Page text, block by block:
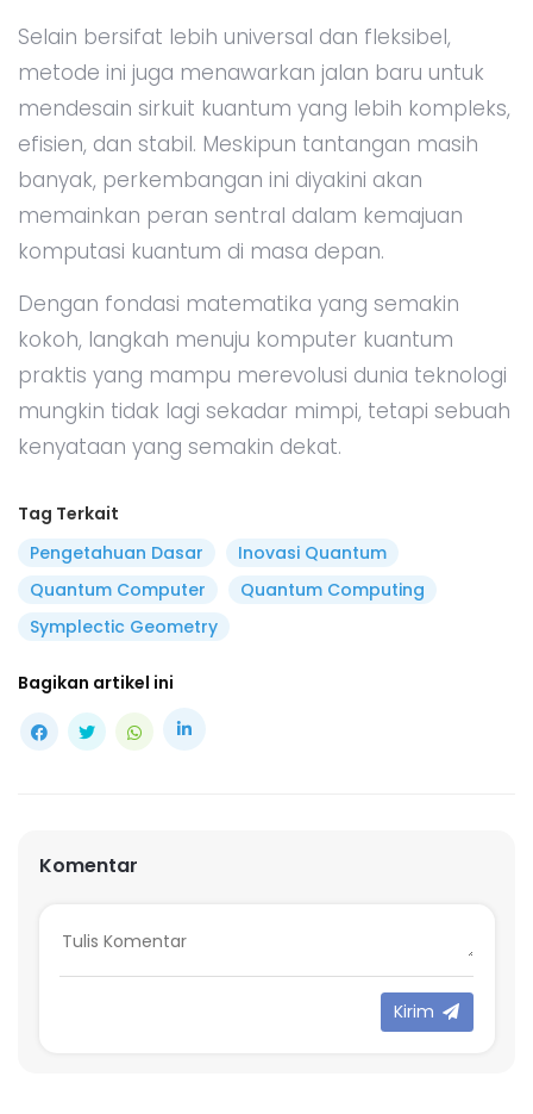
Selain bersifat lebih universal dan fleksibel,
metode ini juga menawarkan jalan baru untuk
mendesain sirkuit kuantum yang lebih kompleks,
efisien, dan stabil. Meskipun tantangan masih
banyak, perkembangan ini diyakini akan
memainkan peran sentral dalam kemajuan
komputasi kuantum di masa depan.
Dengan fondasi matematika yang semakin
kokoh, langkah menuju komputer kuantum
praktis yang mampu merevolusi dunia teknologi
mungkin tidak lagi sekadar mimpi, tetapi sebuah
kenyataan yang semakin dekat.
Tag Terkait
Pengetahuan Dasar
Inovasi Quantum
Quantum Computer
Quantum Computing
Symplectic Geometry
Bagikan artikel ini
Komentar
Kirim